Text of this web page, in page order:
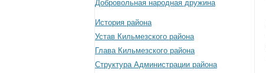
Добровольная народная дружина
История района
Устав Кильмезского района
Глава Кильмезского района
Структура Администрации района